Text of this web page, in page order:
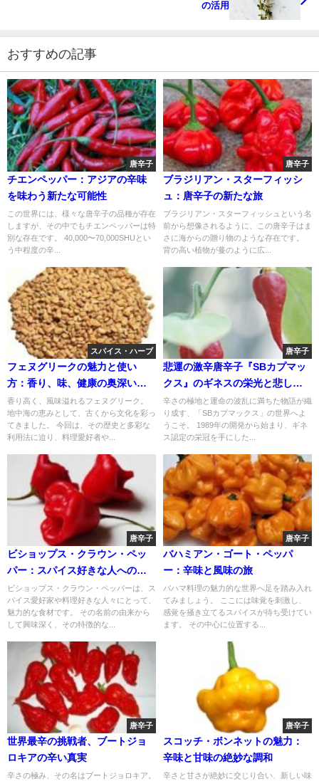
の活用
おすすめの記事
唐辛子
チエンペッパー：アジアの辛味
を味わう新たな可能性
この世界には、様々な唐辛子の品種が存在
しますが、その中でもチエンペッパーは特
別な存在です。 40,000〜70,000SHUとい
う中程度の辛...
唐辛子
ブラジリアン・スターフィッシ
ュ：唐辛子の新たな旅
ブラジリアン・スターフィッシュという名
前から想像されるように、この唐辛子はま
さに海からの贈り物のような存在です。
背の高い植物が蔓のように広...
スパイス・ハーブ
フェヌグリークの魅力と使い
方：香り、味、健康の奥深い世
界
香り高く、風味溢れるフェヌグリーク。
地中海の恵みとして、古くから文化を彩っ
てきました。 今回は、その歴史と多彩な
利用法に迫り、料理愛好者や...
唐辛子
悲運の激辛唐辛子『SBカプマッ
クス』のギネスの栄光と悲しい
物語
辛さの極地と運命の波乱に満ちた物語が織
り成す、「SBカプマックス」の世界へよ
うこそ。 1989年の開発から始まり、ギネ
ス認定の栄冠を手にした...
唐辛子
ビショップス・クラウン・ペッ
パー：スパイス好きな人への魅
力的な食材の紹介
ビショップス・クラウン・ペッパーは、ス
パイス愛好家や料理好きな人々にとって、
魅力的な食材です。 その名前の由来から
して興味深く、その特徴的な...
唐辛子
バハミアン・ゴート・ペッパ
ー：辛味と風味の旅
バハマ料理の魅力的な世界へ足を踏み入れ
てみましょう。 ここには味覚を刺激し、
感覚を掻き立てるスパイスが待ち受けてい
ます。 その中心に位置する...
唐辛子
世界最辛の挑戦者、ブートジョ
ロキアの辛い真実
辛さの極み、その名はブートジョロキア。
唐辛子
スコッチ・ボンネットの魅力：
辛味と甘味の絶妙な調和
辛さと甘さが絶妙に交じり合い、新しい味